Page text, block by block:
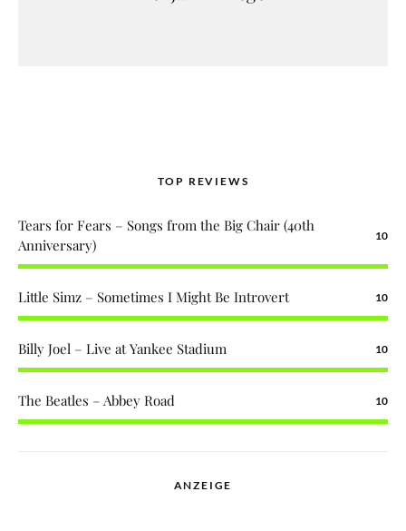
TOP REVIEWS
Tears for Fears – Songs from the Big Chair (40th
Anniversary)
10
Little Simz – Sometimes I Might Be Introvert 10
Billy Joel – Live at Yankee Stadium 10
The Beatles – Abbey Road 10
ANZEIGE